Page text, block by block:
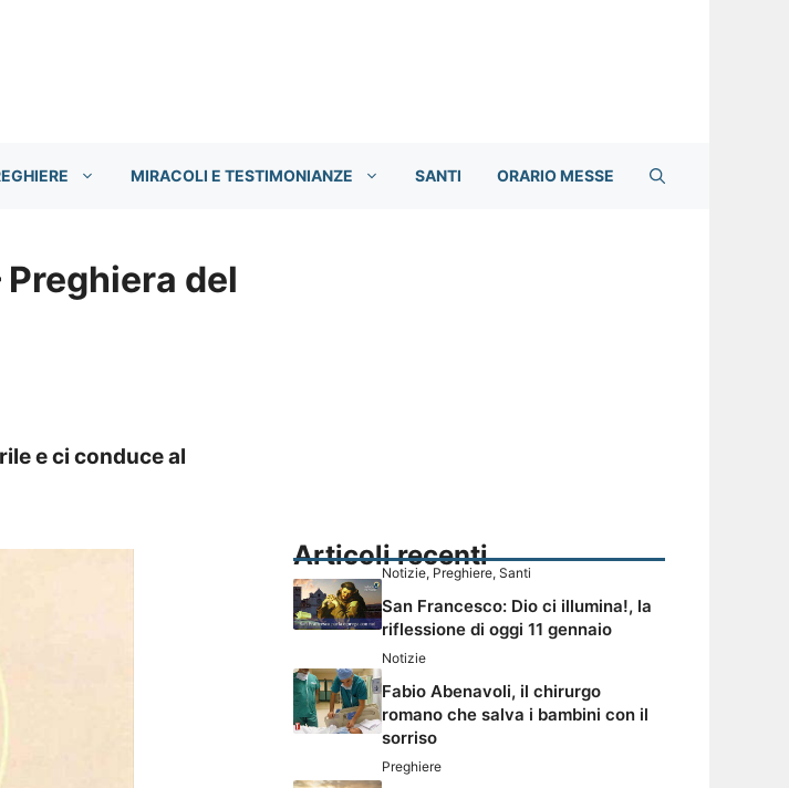
MIRACOLI E TESTIMONIANZE SANTI ORARIO MESSE
Preghiera del
e ci conduce al
Articoli recenti
Notizie, Preghiere, Santi
San Francesco: Dio ci illumina!, la
riflessione di oggi 11 gennaio
Notizie
Fabio Abenavoli, il chirurgo
romano che salva i bambini con il
sorriso
Preghiere